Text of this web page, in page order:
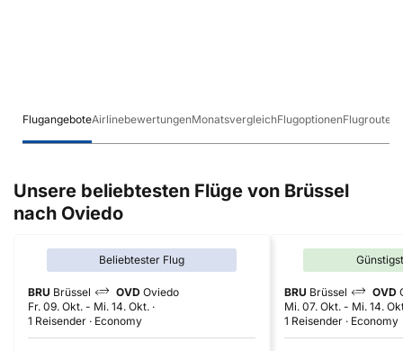
FlugangeboteAirlinebewertungenMonatsvergleichFlugoptionenFlugrouten
Unsere beliebtesten Flüge von Brüssel
nach Oviedo
Beliebtester Flug
BRU Brüssel OVD Oviedo
Fr. 09. Okt. - Mi. 14. Okt.
1 Reisender
Economy
BRU Brüssel OVD
Mi. 07. Okt. - Mi. 14.
1 Reisender
Economy